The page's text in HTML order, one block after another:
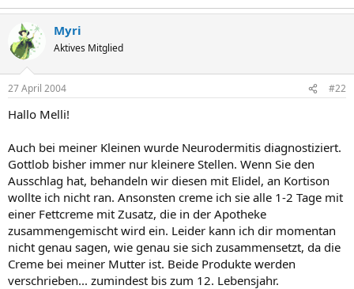
Myri
Aktives Mitglied
27 April 2004 #22
Hallo Melli!
Auch bei meiner Kleinen wurde Neurodermitis diagnostiziert.
Gottlob bisher immer nur kleinere Stellen. Wenn Sie den
Ausschlag hat, behandeln wir diesen mit Elidel, an Kortison
wollte ich nicht ran. Ansonsten creme ich sie alle 1-2 Tage mit
einer Fettcreme mit Zusatz, die in der Apotheke
zusammengemischt wird ein. Leider kann ich dir momentan
nicht genau sagen, wie genau sie sich zusammensetzt, da die
Creme bei meiner Mutter ist. Beide Produkte werden
verschrieben... zumindest bis zum 12. Lebensjahr.